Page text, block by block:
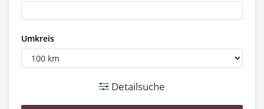
Umkreis
Detailsuche